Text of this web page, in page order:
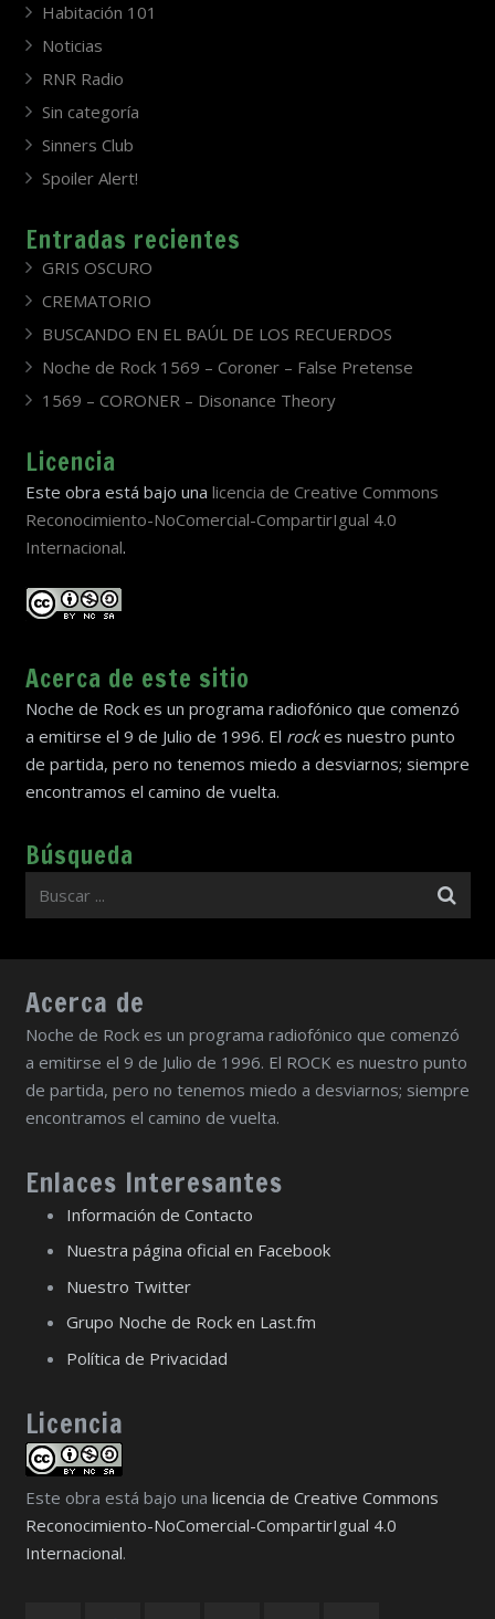
Habitación 101
Noticias
RNR Radio
Sin categoría
Sinners Club
Spoiler Alert!
Entradas recientes
GRIS OSCURO
CREMATORIO
BUSCANDO EN EL BAÚL DE LOS RECUERDOS
Noche de Rock 1569 – Coroner – False Pretense
1569 – CORONER – Disonance Theory
Licencia
Este obra está bajo una licencia de Creative Commons
Reconocimiento-NoComercial-CompartirIgual 4.0
Internacional.
Acerca de este sitio
Noche de Rock es un programa radiofónico que comenzó
a emitirse el 9 de Julio de 1996. El rockes nuestro punto
de partida, pero no tenemos miedo a desviarnos; siempre
encontramos el camino de vuelta.
Búsqueda
Acerca de
Noche de Rock es un programa radiofónico que comenzó
a emitirse el 9 de Julio de 1996. El ROCK es nuestro punto
de partida, pero no tenemos miedo a desviarnos; siempre
encontramos el camino de vuelta.
Enlaces Interesantes
Información de Contacto
Nuestra página oficial en Facebook
Nuestro Twitter
Grupo Noche de Rock en Last.fm
Política de Privacidad
Licencia
Este obra está bajo una licencia de Creative Commons
Reconocimiento-NoComercial-CompartirIgual 4.0
Internacional.